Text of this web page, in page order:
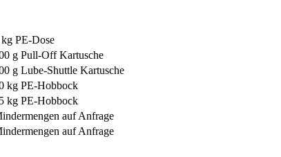
kg PE-Dose
g Pull-Off Kartusche
g Lube-Shuttle Kartusche
kg PE-Hobbock
kg PE-Hobbock
auf Anfrage
auf Anfrage